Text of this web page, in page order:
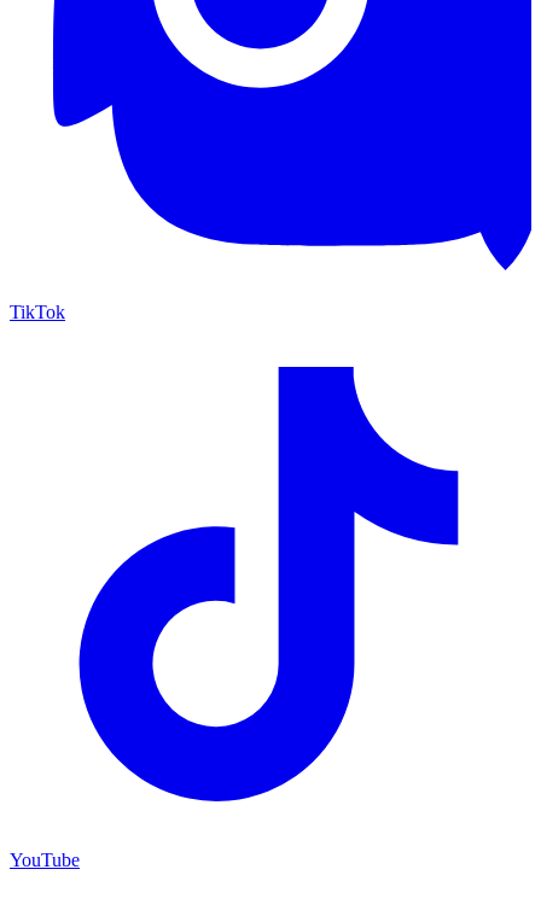
TikTok
YouTube